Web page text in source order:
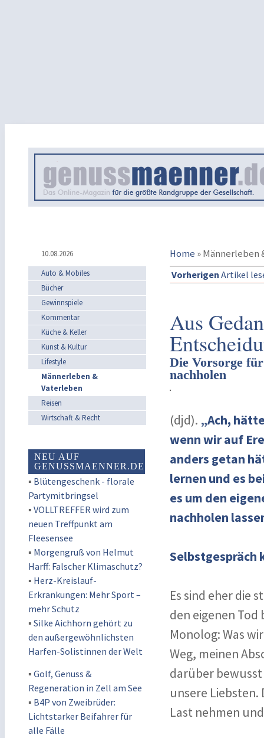
10.08.2026 Home »Männerleben
Auto & Mobiles
Bücher
Gewinnspiele
Kommentar
Küche & Keller
Kunst & Kultur
Lifestyle
Männerleben &
Vaterleben
Reisen
Wirtschaft & Recht
NEU AUF
GENUSSMAENNER.DE
▪ Blütengeschenk - florale
Partymitbringsel
▪ VOLLTREFFER wird zum
neuen Treffpunkt am
Fleesensee
▪ Morgengruß von Helmut
Harff: Falscher Klimaschutz?
▪ Herz-Kreislauf-
Erkrankungen: Mehr Sport –
mehr Schutz
▪ Silke Aichhorn gehört zu
den außergewöhnlichsten
Harfen-Solistinnen der Welt
▪ Golf, Genuss &
Regeneration in Zell am See
▪ B4P von Zweibrüder:
Lichtstarker Beifahrer für
alle Fälle
Vorherigen Artikel
Aus
Die Vorsorge
nachholen
(djd). „Ach,
wenn wir auf
anders getan
lernen und es
es um den
nachholen
Selbstgespräch
Es sind eher die
den eigenen
Monolog: Was
Weg, meinen
darüber
unsere Liebsten.
Last nehmen